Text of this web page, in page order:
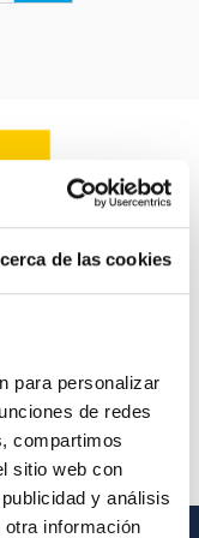
de las cookies
para personalizar
de redes
compartimos
sitio web con
y análisis
información